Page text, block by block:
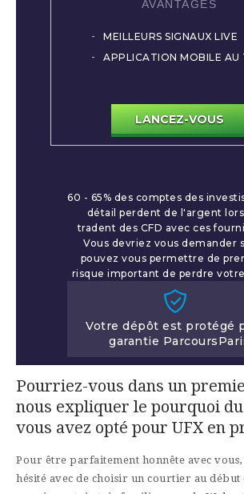
MEILLEURS SIGNAUX LIVE
APPLICATION MOBILE AU
LANCEZ-VOUS
60 - 65% des comptes des
détail perdent de l'argent
tradent des CFD avec ces
Vous devriez vous demander
pouvez vous permettre de
risque important de perdre
Votre dépôt est protégé
garantie
Pourriez-vous dans un
nous expliquer le pourquoi
vous avez opté pour UFX en
Pour être parfaitement honnête avec
hésité avec de choisir un courtier au début